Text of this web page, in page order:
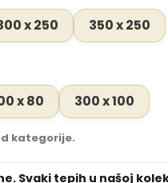
x 250 350 x 250
x 80 300 x 100
kategorije.
Svaki tepih u našoj